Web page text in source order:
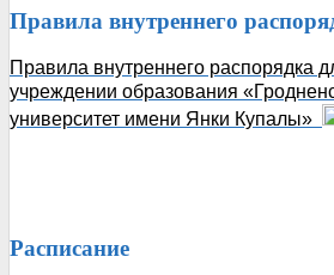
Правила внутреннего
Правила внутреннего распорядка
учреждении образования
университет имени Янки Купалы»
Расписание